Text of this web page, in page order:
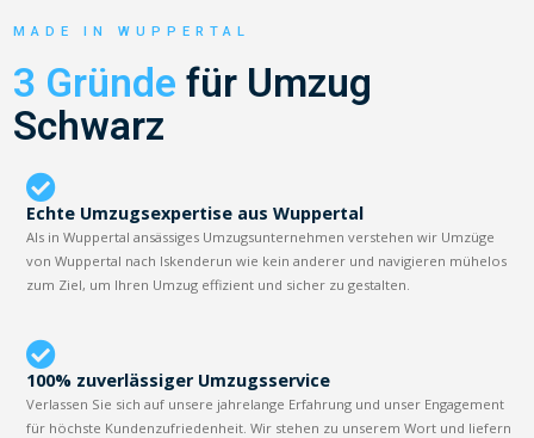
MADE IN WUPPERTAL
3 Gründe für Umzug
Schwarz
Echte Umzugsexpertise aus Wuppertal
Als in Wuppertal ansässiges Umzugsunternehmen verstehen wir Umzüge
von Wuppertal nach Iskenderun wie kein anderer und navigieren mühelos
zum Ziel, um Ihren Umzug effizient und sicher zu gestalten.
100% zuverlässiger Umzugsservice
Verlassen Sie sich auf unsere jahrelange Erfahrung und unser Engagement
für höchste Kundenzufriedenheit. Wir stehen zu unserem Wort und liefern